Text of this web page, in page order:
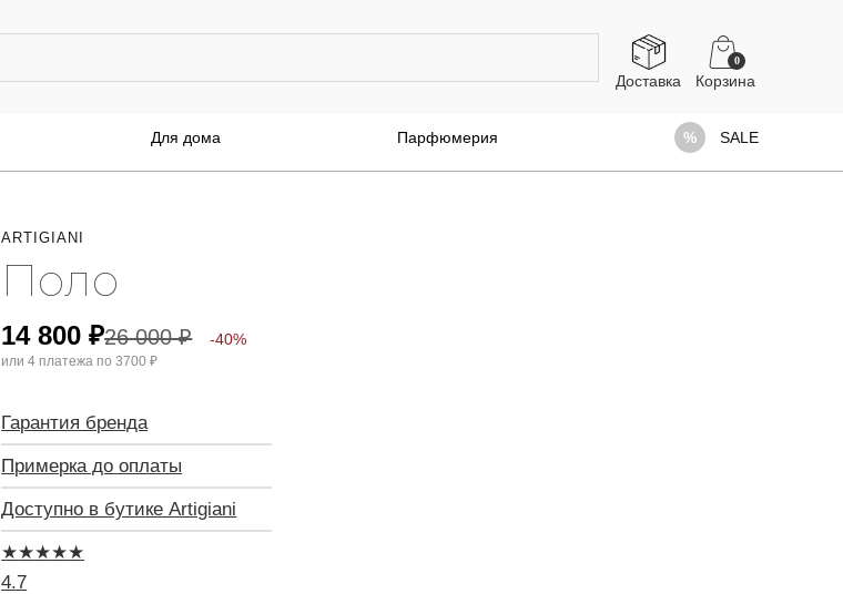
Доставка
0
Для дома Парфюмерия SALE
ARTIGIANI
Поло
14 800₽26 000₽ -40%
или 4 платежа по3700 ₽
Гарантия бренда
Примерка до оплаты
Доступно в бутике Artigiani
★★★★★
4.7